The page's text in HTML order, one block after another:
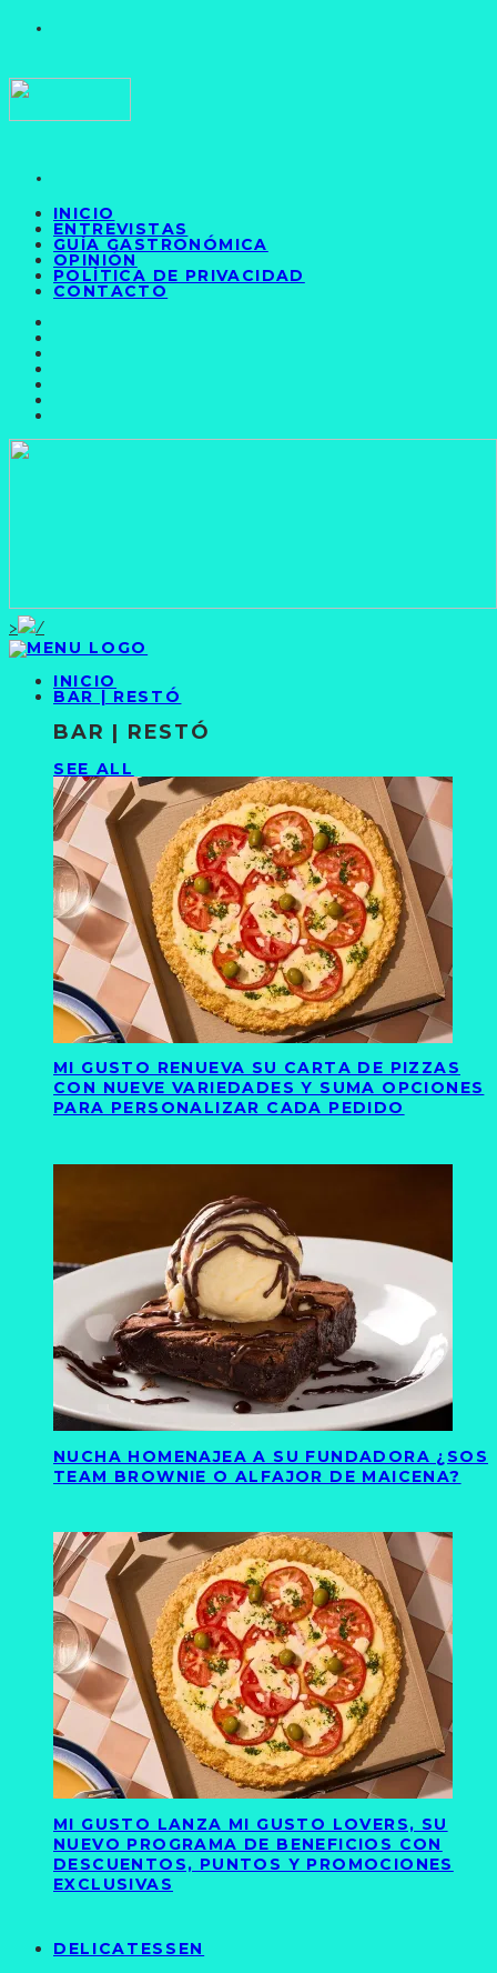
INICIO
ENTREVISTAS
GUÍA GASTRONÓMICA
OPINIÓN
POLÍTICA DE PRIVACIDAD
CONTACTO
>
INICIO
BAR | RESTÓ
BAR | RESTÓ
SEE ALL
MI GUSTO RENUEVA SU CARTA DE PIZZAS
CON NUEVE VARIEDADES Y SUMA OPCIONES
PARA PERSONALIZAR CADA PEDIDO
NUCHA HOMENAJEA A SU FUNDADORA ¿SOS
TEAM BROWNIE O ALFAJOR DE MAICENA?
MI GUSTO LANZA MI GUSTO LOVERS, SU
NUEVO PROGRAMA DE BENEFICIOS CON
DESCUENTOS, PUNTOS Y PROMOCIONES
EXCLUSIVAS
DELICATESSEN